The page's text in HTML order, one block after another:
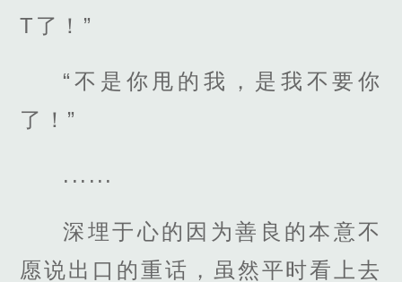
T了！”
“不是你甩的我，是我不要你
了！”
......
深埋于心的因为善良的本意不
愿说出口的重话，虽然平时看上去